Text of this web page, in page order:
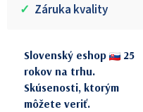
✓ Záruka kvality
Slovenský eshop
25
rokov na trhu.
Skúsenosti, ktorým
môžete veriť.